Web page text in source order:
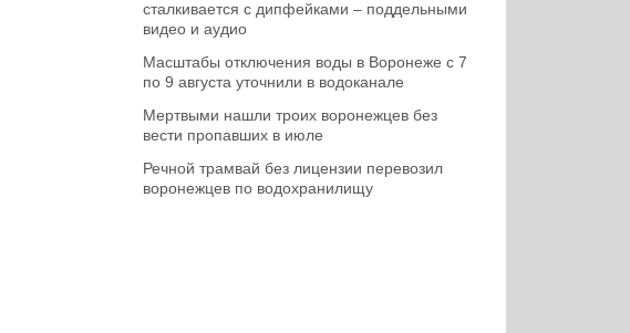
сталкивается с дипфейками – поддельными
видео и аудио
Масштабы отключения воды в Воронеже с 7
по 9 августа уточнили в водоканале
Мертвыми нашли троих воронежцев без
вести пропавших в июле
Речной трамвай без лицензии перевозил
воронежцев по водохранилищу